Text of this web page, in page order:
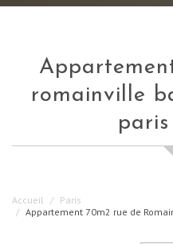
appartement 70m2 rue de
romainville
paris
Accueil
Paris
Appartement 70m2 rue de